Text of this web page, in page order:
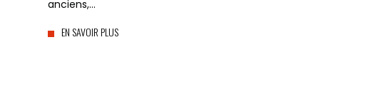
anciens,…
EN SAVOIR PLUS